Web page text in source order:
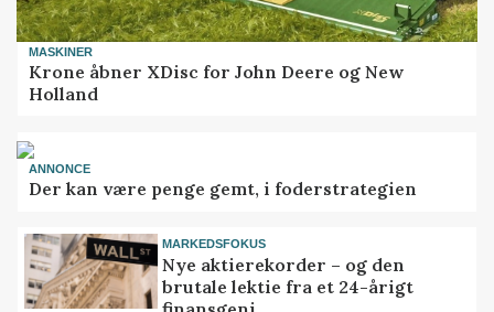
MASKINER
Krone åbner XDisc for John Deere og New
Holland
ANNONCE
Der kan være penge gemt, i foderstrategien
MARKEDSFOKUS
Nye aktierekorder – og den
brutale lektie fra et 24-årigt